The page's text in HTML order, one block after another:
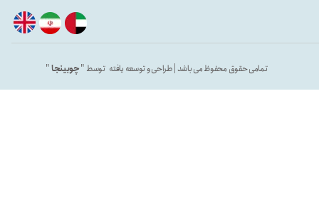
تمامی حقوق محفوظ می باشد | طراحی و توسعه یافته توسط "چوبینجا"